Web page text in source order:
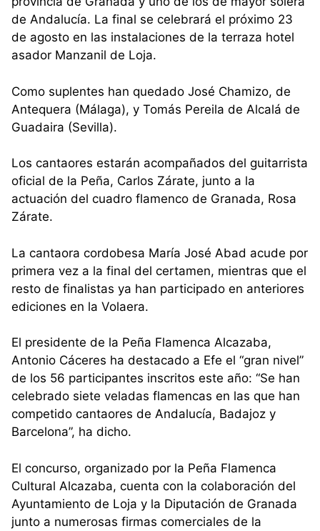
de Andalucía. La final se celebrará el próximo 23
de agosto en las instalaciones de la terraza hotel
asador Manzanil de Loja.
Como suplentes han quedado José Chamizo, de
Antequera (Málaga), y Tomás Pereila de Alcalá de
Guadaira (Sevilla).
Los cantaores estarán acompañados del guitarrista
oficial de la Peña, Carlos Zárate, junto a la
actuación del cuadro flamenco de Granada, Rosa
Zárate.
La cantaora cordobesa María José Abad acude por
primera vez a la final del certamen, mientras que el
resto de finalistas ya han participado en anteriores
ediciones en la Volaera.
El presidente de la Peña Flamenca Alcazaba,
Antonio Cáceres ha destacado a Efe el “gran nivel”
de los 56 participantes inscritos este año: “Se han
celebrado siete veladas flamencas en las que han
competido cantaores de Andalucía, Badajoz y
Barcelona”, ha dicho.
El concurso, organizado por la Peña Flamenca
Cultural Alcazaba, cuenta con la colaboración del
Ayuntamiento de Loja y la Diputación de Granada
junto a numerosas firmas comerciales de la